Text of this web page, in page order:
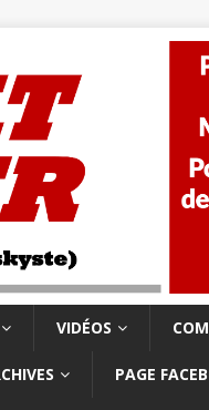
VIDÉOS
PAGE